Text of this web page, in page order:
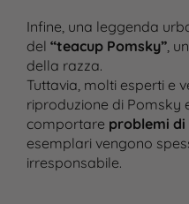
Infine, una leggenda
del “teacup Pomsky”,
della razza.
Tuttavia, molti esperti e
riproduzione di Pomsky
comportare problemi di
esemplari vengono
irresponsabile​.